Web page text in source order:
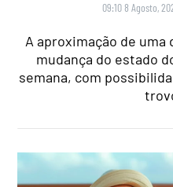
09:10 8 Agosto,
A aproximação de
mudança do estado
semana, com